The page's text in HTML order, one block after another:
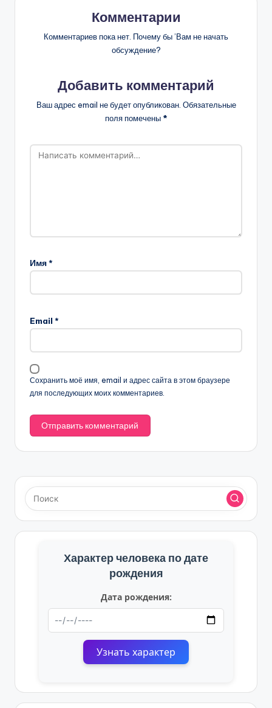
Комментарии
Комментариев пока нет. Почему бы ’Вам не начать
обсуждение?
Добавить комментарий
Ваш адрес email не будет опубликован. Обязательные
поля помечены *
Имя*
Email *
Сохранить моё имя, email и адрес сайта в этом браузере
для последующих моих комментариев.
Характер человека по дате
рождения
Дата рождения:
Узнать характер